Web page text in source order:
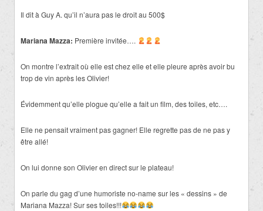
Il dit à Guy A. qu’il n’aura pas le droit au 500$
Mariana Mazza: Première invitée….
On montre l’extrait où elle est chez elle et elle pleure après avoir bu
trop de vin après les Olivier!
Évidemment qu’elle plogue qu’elle a fait un film, des toiles, etc….
Elle ne pensait vraiment pas gagner! Elle regrette pas de ne pas y
être allé!
On lui donne son Olivier en direct sur le plateau!
On parle du gag d’une humoriste no-name sur les « dessins » de
Mariana Mazza! Sur ses toiles!!!